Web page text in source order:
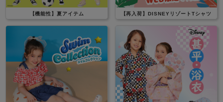
【機能性】夏アイテム 【再入荷】DISNEYリゾートTシャツ